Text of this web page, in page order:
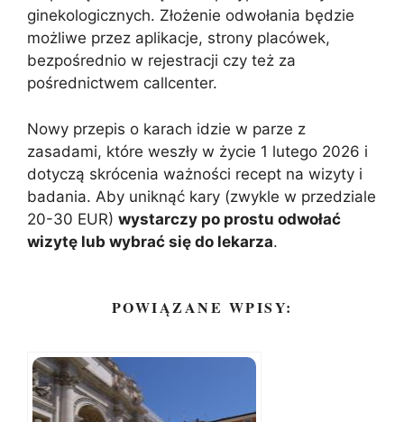
ginekologicznych. Złożenie odwołania będzie
możliwe przez aplikacje, strony placówek,
bezpośrednio w rejestracji czy też za
pośrednictwem callcenter.
Nowy przepis o karach idzie w parze z
zasadami, które weszły w życie 1 lutego 2026 i
dotyczą skrócenia ważności recept na wizyty i
badania. Aby uniknąć kary (zwykle w przedziale
20-30 EUR) wystarczy po prostu odwołać
wizytę lub wybrać się do lekarza.
POWIĄZANE WPISY: